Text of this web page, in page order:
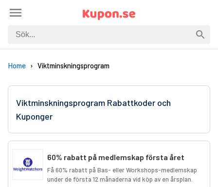
Home Viktminskningsprogram
Viktminskningsprogram Rabattkoder och
Kuponger
60% rabatt på medlemskap första året
Få 60% rabatt på Bas- eller Workshops-medlemskap
under de första 12 månaderna vid köp av en årsplan.